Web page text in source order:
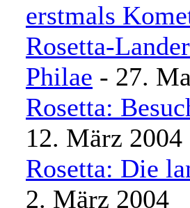
erstmals
Rosetta-
Philae - 27.
Rosetta:
12. März 2004
Rosetta: Die
2. März 2004